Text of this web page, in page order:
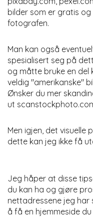
bilder som er gratis
fotografen.
Man kan også
spesialisert seg på
og måtte bruke en del
veldig "amerikanske"
Ønsker du mer
ut
Men igjen, det visuelle
dette kan jeg ikke få
Jeg håper at disse
du kan ha og gjøre
nettadressene jeg har
å få en hjemmeside